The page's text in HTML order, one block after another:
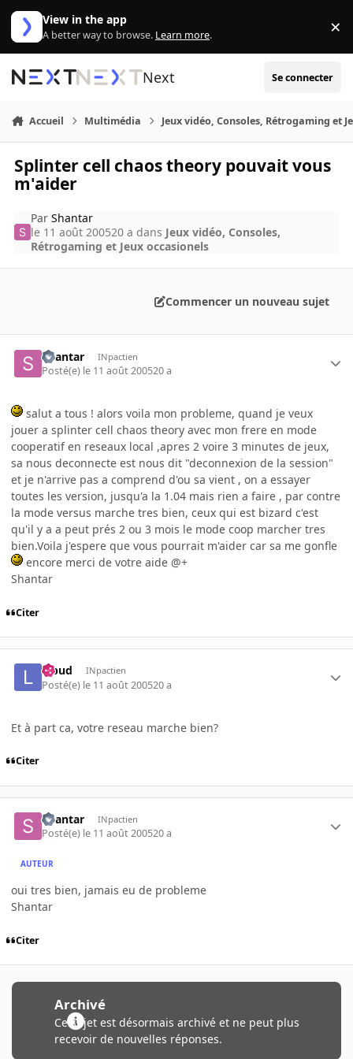
Aller au contenu
View in the app
A better way to browse. Learn more. ×
Next Se connecter
Accueil Multimédia Jeux vidéo, Consoles, Rétrogaming et
Splinter cell chaos theory pouvait vous
m'aider
ParShantar
le 11 août 200520 a dans Jeux vidéo, Consoles,
Rétrogaming et Jeux occasionels
Commencer un nouveau sujet
Shantar INpactien
Posté(e) le 11 août 200520 a
salut a tous ! alors voila mon probleme, quand je veux
jouer a splinter cell chaos theory avec mon frere en mode
cooperatif en reseaux local ,apres 2 voire 3 minutes de jeux,
sa nous deconnecte est nous dit "deconnexion de la session"
et je n'arrive pas a comprend d'ou sa vient , on a essayer
toutes les version, jusqu'a la 1.04 mais rien a faire , par contre
la mode versus marche tres bien, ceux qui est bizard c'est
qu'il y a a peut prés 2 ou 3 mois le mode coop marcher tres
bien.Voila j'espere que vous pourrait m'aider car sa me gonfle
encore merci de votre aide @+
Shantar
Citer
lebud INpactien
Posté(e) le 11 août 200520 a
Et à part ca, votre reseau marche bien?
Citer
Shantar INpactien
Posté(e) le 11 août 200520 a
AUTEUR
oui tres bien, jamais eu de probleme
Shantar
Citer
Archivé
Ce sujet est désormais archivé et ne peut plus
recevoir de nouvelles réponses.